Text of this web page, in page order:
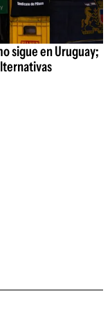
sigue en Uruguay;